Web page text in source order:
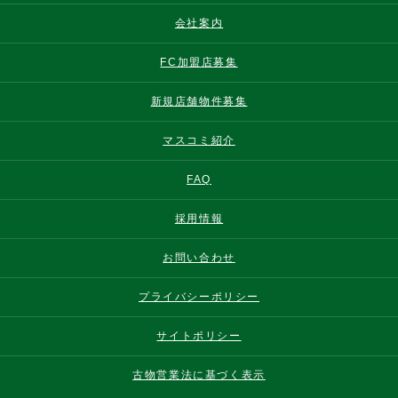
会社案内
FC加盟店募集
新規店舗物件募集
マスコミ紹介
FAQ
採用情報
お問い合わせ
プライバシーポリシー
サイトポリシー
古物営業法に基づく表示